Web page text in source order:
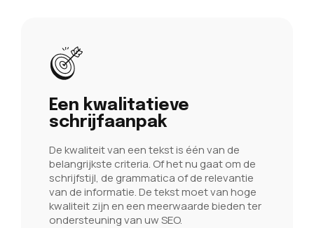
Een kwalitatieve
schrijfaanpak
De kwaliteit van een tekst is één van de
belangrijkste criteria. Of het nu gaat om de
schrijfstijl, de grammatica of de relevantie
van de informatie. De tekst moet van hoge
kwaliteit zijn en een meerwaarde bieden ter
ondersteuning van uw SEO.